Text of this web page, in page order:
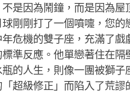
是因為鬧鐘，而是因為
剛剛打了一個噴嚏，您
危機的雙子座，充滿了
準反應。他單戀著住在
的人生，則像一團被獅
超級修正」而陷入了荒